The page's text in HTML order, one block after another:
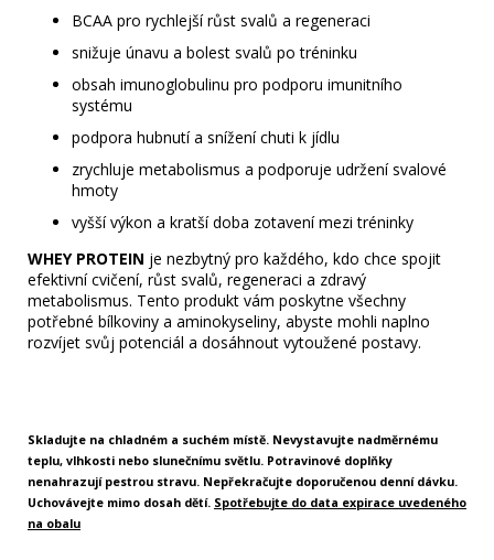
BCAA pro rychlejší růst svalů a regeneraci
snižuje únavu a bolest svalů po tréninku
obsah imunoglobulinu pro podporu imunitního
systému
podpora hubnutí a snížení chuti k jídlu
zrychluje metabolismus a podporuje udržení svalové
hmoty
vyšší výkon a kratší doba zotavení mezi tréninky
WHEY PROTEIN je nezbytný pro každého, kdo chce spojit
efektivní cvičení, růst svalů, regeneraci a zdravý
metabolismus. Tento produkt vám poskytne všechny
potřebné bílkoviny a aminokyseliny, abyste mohli naplno
rozvíjet svůj potenciál a dosáhnout vytoužené postavy.
Skladujte na chladném a suchém místě. Nevystavujte nadměrnému
teplu, vlhkosti nebo slunečnímu světlu. Potravinové doplňky
nenahrazují pestrou stravu. Nepřekračujte doporučenou denní dávku.
Uchovávejte mimo dosah dětí. Spotřebujte do data expirace uvedeného
na obalu